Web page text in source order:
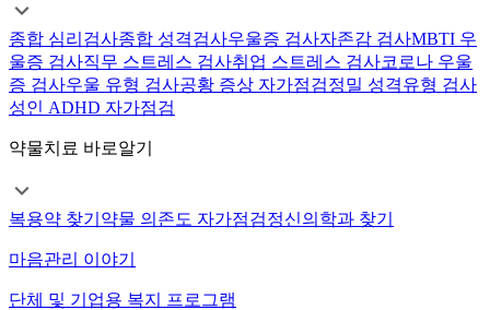
종합 심리검사종합 성격검사우울증 검사자존감 검사MBTI 우
울증 검사직무 스트레스 검사취업 스트레스 검사코로나 우울
증 검사우울 유형 검사공황 증상 자가점검정밀 성격유형 검사
성인 ADHD 자가점검
약물치료 바로알기
복용약 찾기 약물 의존도 자가점검정신의학과 찾기
마음관리 이야기
단체 및 기업용 복지 프로그램